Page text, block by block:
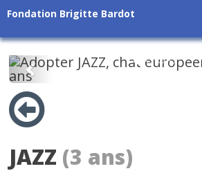
Fondation Brigitte Bardot
Précédent
JAZZ (3 ans)